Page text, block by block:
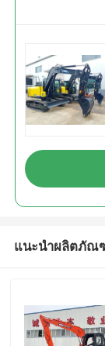
แนะนำผลิตภัณ